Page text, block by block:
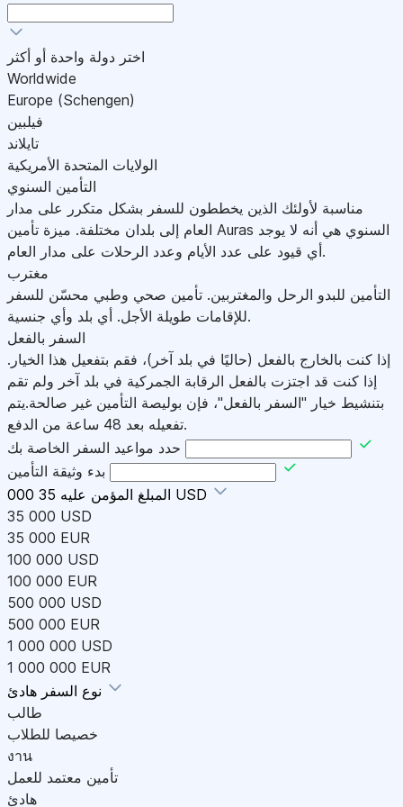
اختر دولة واحدة أو أكثر
Worldwide
Europe (Schengen)
فيلبين
تايلاند
الولايات المتحدة الأمريكية
التأمين السنوي
مناسبة لأولئك الذين يخططون للسفر بشكل متكرر على مدار
العام إلى بلدان مختلفة. ميزة تأمين Auras السنوي هي أنه لا يوجد
أي قيود على عدد الأيام وعدد الرحلات على مدار العام.
مغترب
التأمين للبدو الرحل والمغتربين. تأمين صحي وطبي محسّن للسفر
للإقامات طويلة الأجل. أي بلد وأي جنسية.
السفر بالفعل
إذا كنت بالخارج بالفعل (حاليًا في بلد آخر)، فقم بتفعيل هذا الخيار.
إذا كنت قد اجتزت بالفعل الرقابة الجمركية في بلد آخر ولم تقم
بتنشيط خيار "السفر بالفعل"، فإن بوليصة التأمين غير صالحة.يتم
تفعيله بعد 48 ساعة من الدفع.
حدد مواعيد السفر الخاصة بك
بدء وثيقة التأمين
المبلغ المؤمن عليه 35 000 USD
35 000 USD
35 000 EUR
100 000 USD
100 000 EUR
500 000 USD
500 000 EUR
1 000 000 USD
1 000 000 EUR
نوع السفر
طالب
خصيصا للطلاب
งาน
تأمين معتمد للعمل
هادئ